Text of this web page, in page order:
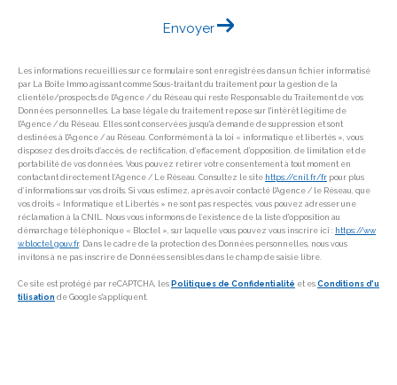
Envoyer
Les informations recueillies sur ce formulaire sont enregistrées dans un fichier informatisé
par La Boite Immo agissant comme Sous-traitant du traitement pour la gestion de la
clientèle/prospects de l'Agence / du Réseau qui reste Responsable du Traitement de vos
Données personnelles. La base légale du traitement repose sur l'intérêt légitime de
l'Agence / du Réseau. Elles sont conservées jusqu'à demande de suppression et sont
destinées à l'Agence / au Réseau. Conformément à la loi « informatique et libertés », vous
disposez des droits d’accès, de rectification, d’effacement, d’opposition, de limitation et de
portabilité de vos données. Vous pouvez retirer votre consentement à tout moment en
contactant directement l’Agence / Le Réseau. Consultez le site https://cnil.fr/fr pour plus
d’informations sur vos droits. Si vous estimez, après avoir contacté l'Agence / le Réseau, que
vos droits « Informatique et Libertés » ne sont pas respectés, vous pouvez adresser une
réclamation à la CNIL. Nous vous informons de l’existence de la liste d'opposition au
démarchage téléphonique « Bloctel », sur laquelle vous pouvez vous inscrire ici : https://ww
w.bloctel.gouv.fr. Dans le cadre de la protection des Données personnelles, nous vous
invitons à ne pas inscrire de Données sensibles dans le champ de saisie libre.
Ce site est protégé par reCAPTCHA, les Politiques de Confidentialité et es Conditions d'u
tilisation de Google s'appliquent.